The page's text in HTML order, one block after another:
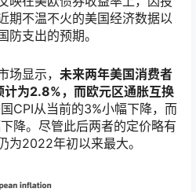
期不温不火的美国经济数据以
防支出的预期。
场显示， 未来两年美国消费者
计为2.8%，而欧元区通胀互换
CPI从当前的3%小幅下降，而
降。尽管此后两者的定价略有
为2022年初以来最大。